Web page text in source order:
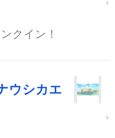
クイン！
ウシカエ